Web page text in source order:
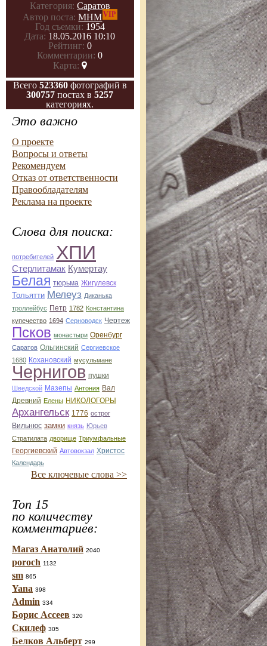
Категория: Саратов
Автор поста: МНМVIP
Год съемки: 1954
Дата: 18.05.2016 10:10
Рейтинг: 0
Комментарии: 0
Карта:
Всего 523360 фотографий в
300757 постах в5257
категориях.
Это важно
О проекте
Вопросы и ответы
Рекомендуем
Отказ от ответственности
Правообладателям
Реклама на проекте
Слова для поиска:
потребителей ХПИ
Стерлитамак Кумертау
Белая тюрьма Жигулевск
Тольятти Мелеуз Диканька
троллейбус Петр 1782 Константина
купечество 1694 Серноводск Чертеж
Псков монастыри Оренбург
Саратов Ольгинский Сергиевское
1680 Кохановский мусульмане
Чернигов пушки
Шведской Мазепы Антония Вал
Древний Елены НИКОЛОГОРЫ
Архангельск 1776 острог
Вильнюс замки князь Юрьев
Стратилата дворище Триумфальные
Георгиевский Автовокзал Христос
Календарь
Все ключевые слова >>
Топ 15
по количеству
комментариев:
Магаз Анатолий 2040
poroch 1132
sm 865
Yana 398
Admin 334
Борис Ассеев 320
Скилеф 305
Белков Альберт 299